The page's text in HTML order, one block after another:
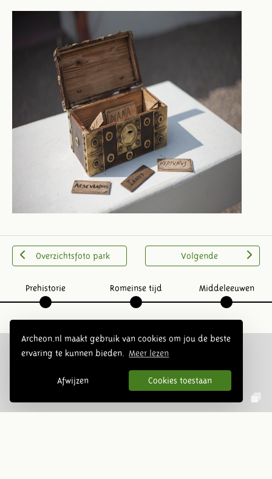
Archeon.nl maakt gebruik van cookies om jou de beste
ervaring te kunnen bieden.
Meer lezen
Afwijzen Cookies toestaan
Overzichtsfoto park Volgende
Prehistorie Romeinse tijd Middeleeuwen
Volg ons op social media: